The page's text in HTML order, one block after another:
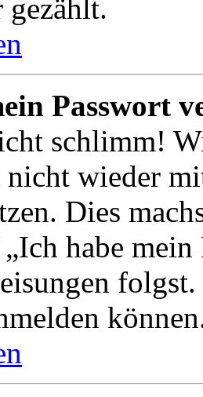
gezählt.
Passwort
schlimm!
nicht wieder
Dies
habe